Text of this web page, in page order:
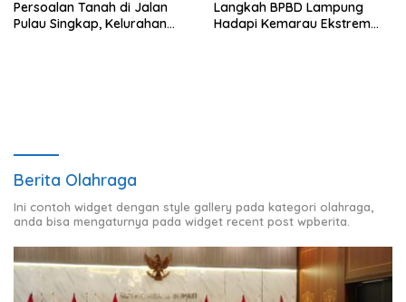
Persoalan Tanah di Jalan
Pulau Singkap, Kelurahan
Langkah BPBD Lampung
Hadapi Kemarau Ekstrem
Berita Olahraga
Ini contoh widget dengan style gallery pada kategori olahraga,
anda bisa mengaturnya pada widget recent post wpberita.